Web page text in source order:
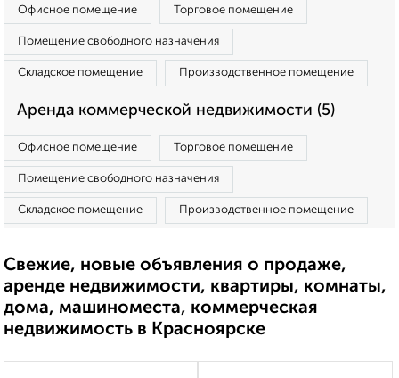
Офисное помещение Торговое помещение
Помещение свободного назначения
Складское помещение Производственное помещение
Аренда коммерческой недвижимости (5)
Офисное помещение Торговое помещение
Помещение свободного назначения
Складское помещение Производственное помещение
Свежие, новые объявления о продаже,
аренде недвижимости, квартиры, комнаты,
дома, машиноместа, коммерческая
недвижимость в Красноярске